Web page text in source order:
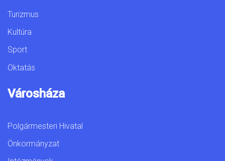
Turizmus
Kultúra
Sport
Oktatás
Városháza
Polgármesteri Hivatal
Önkormányzat